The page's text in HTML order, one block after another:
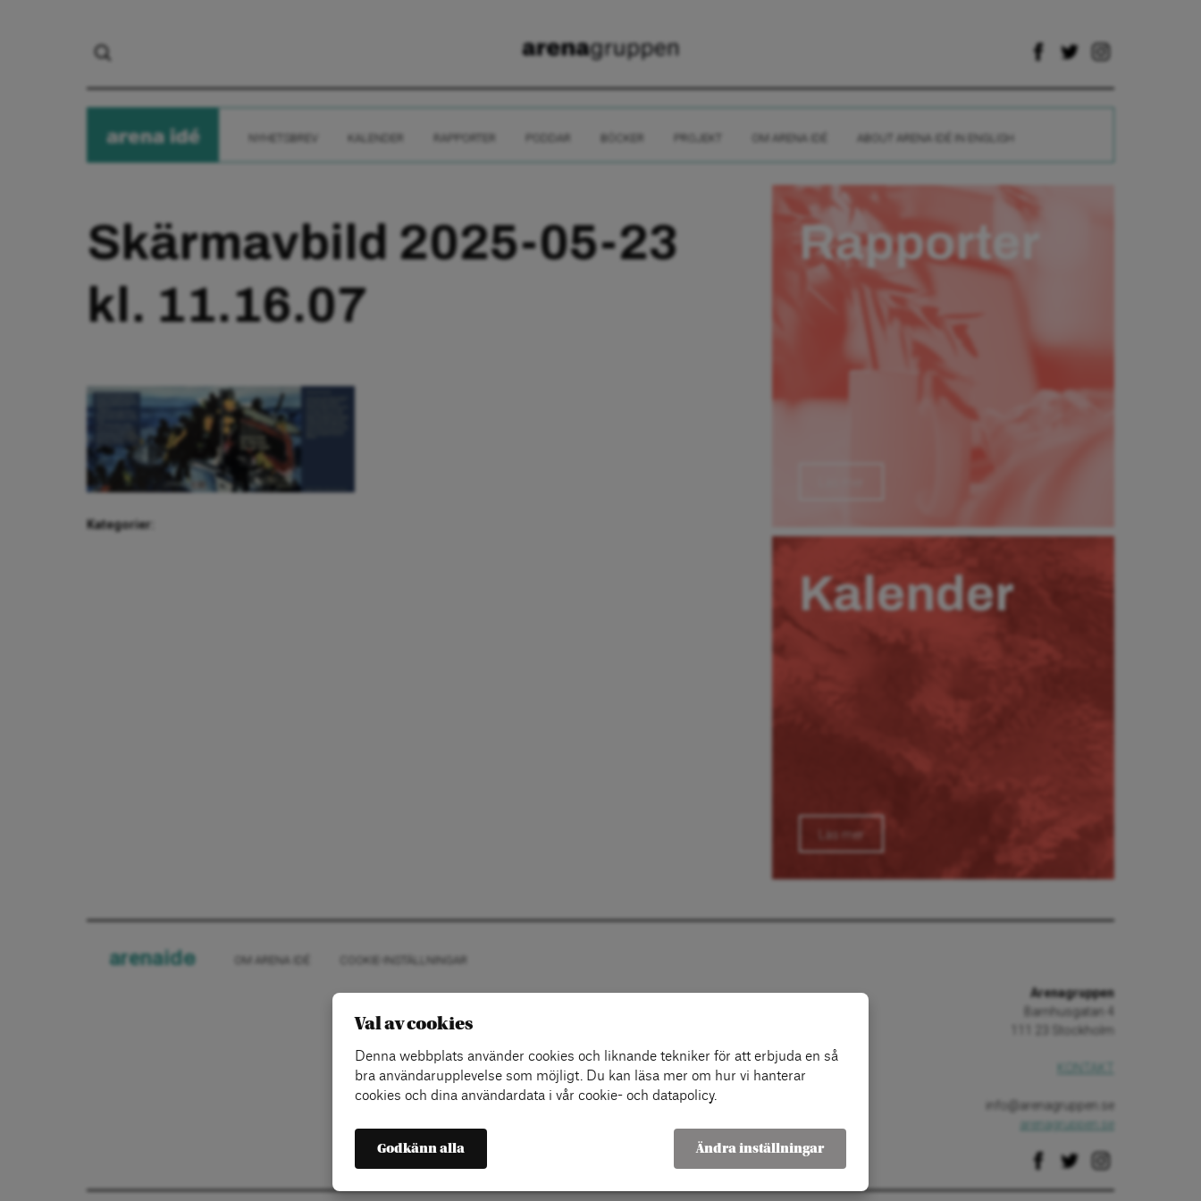
arenaide KALENDER RAPPORTER BÖCKER PROJEKT OM ARENA IDÉ ABOUT ARENA IDÉ IN ENGLISH
Skärmavbild 2025-05-23
kl. 11.16.07
Kategorier:
Rapporter
Kalender
Läs mer
arenaide OM ARENA IDÉ COOKIE-INSTÄLLNINGAR
Arenagruppen
Barnhusgatan 4
111 23 Stockholm
info@arenagruppen.se
arenagruppen.se
Val av cookies
Denna webbplats använder cookies och liknande tekniker för att erbjuda en så
bra användarupplevelse som möjligt. Du kan läsa mer om hur vi hanterar
cookies och dina användardata i vår cookie- och datapolicy.
Godkänn alla Ändra inställningar